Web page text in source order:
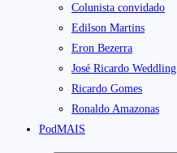
Colunista convidado
Edilson Martins
Eron Bezerra
José Ricardo Weddling
Ricardo Gomes
Ronaldo Amazonas
PodMAIS